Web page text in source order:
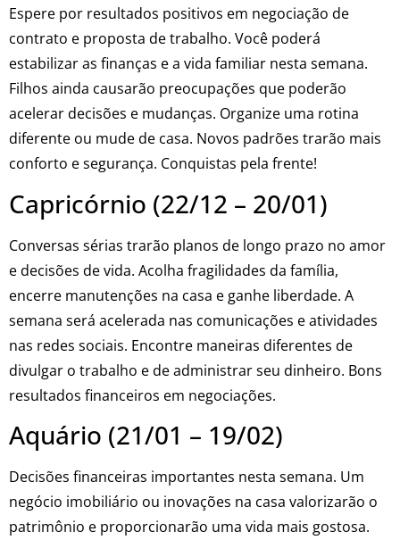
Espere por resultados positivos em negociação de
contrato e proposta de trabalho. Você poderá
estabilizar as finanças e a vida familiar nesta semana.
Filhos ainda causarão preocupações que poderão
acelerar decisões e mudanças. Organize uma rotina
diferente ou mude de casa. Novos padrões trarão mais
conforto e segurança. Conquistas pela frente!
Capricórnio (22/12 – 20/01)
Conversas sérias trarão planos de longo prazo no amor
e decisões de vida. Acolha fragilidades da família,
encerre manutenções na casa e ganhe liberdade. A
semana será acelerada nas comunicações e atividades
nas redes sociais. Encontre maneiras diferentes de
divulgar o trabalho e de administrar seu dinheiro. Bons
resultados financeiros em negociações.
Aquário (21/01 – 19/02)
Decisões financeiras importantes nesta semana. Um
negócio imobiliário ou inovações na casa valorizarão o
patrimônio e proporcionarão uma vida mais gostosa.